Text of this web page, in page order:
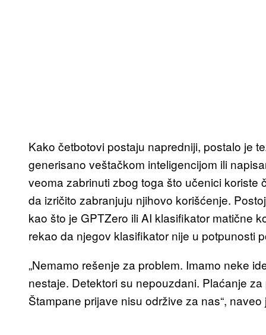
Kako četbotovi postaju napredniji, postalo je
generisano veštačkom inteligencijom ili
veoma zabrinuti zbog toga što učenici
da izričito zabranjuju njihovo korišćenje.
kao što je GPTZero ili AI klasifikator matične
rekao da njegov klasifikator nije u potpunosti
„Nemamo rešenje za problem. Imamo neke
nestaje. Detektori su nepouzdani. Plaćanje
Štampane prijave nisu održive za nas“,